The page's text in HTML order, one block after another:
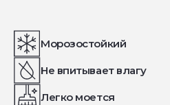
Морозостойкий
Не впитывает влагу
Легко моется